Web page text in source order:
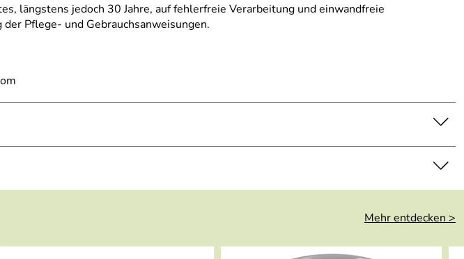
längstens jedoch 30 Jahre, auf fehlerfreie Verarbeitung und einwandfreie
Pflege- und Gebrauchsanweisungen.
und unsere Antworten.
Mehr entdecken >